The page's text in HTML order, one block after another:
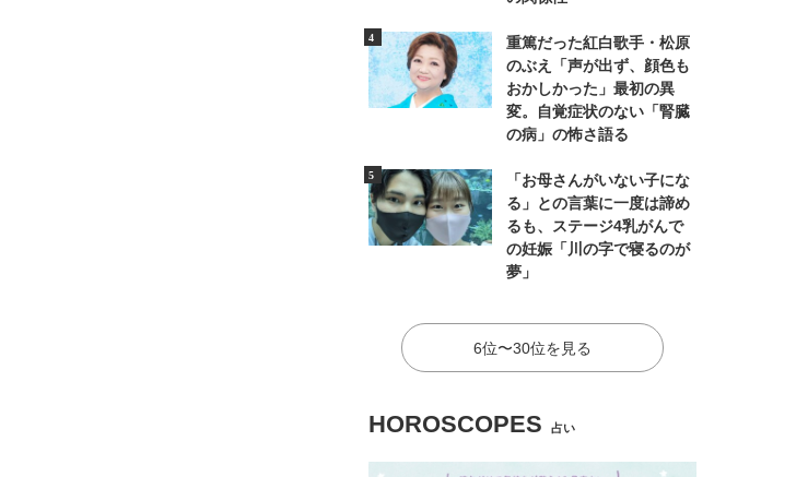
重篤だった紅白歌手・松原
のぶえ「声が出ず、顔色も
おかしかった」最初の異
変。自覚症状のない「腎臓
の病」の怖さ語る
「お母さんがいない子にな
る」との言葉に一度は諦め
るも、ステージ4乳がんで
の妊娠「川の字で寝るのが
夢」
6位〜30位を見る
HOROSCOPES 占い